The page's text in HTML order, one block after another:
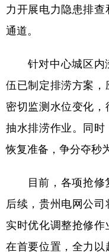
力开展电力隐患排
通道。
针对中心城区内
伍已制定排涝方案
密切监测水位变化
抽水排涝作业。同
恢复准备，争分夺秒
目前，各项抢修
后续，贵州电网公
实时优化调整抢修
在首要位置，全力